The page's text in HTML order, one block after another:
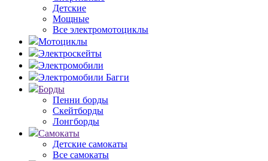
Детские
Мощные
Все электромотоциклы
Мотоциклы
Электроскейты
Электромобили
Электромобили Багги
Борды
Пенни борды
Скейтборды
Лонгборды
Самокаты
Детские самокаты
Все самокаты